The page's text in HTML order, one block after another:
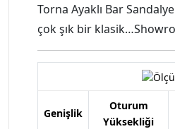
Torna Ayaklı Bar
çok şık bir
Genişlik
Oturum
Yüksekliği